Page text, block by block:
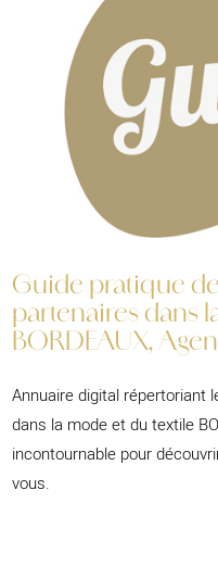
Guide pratique
partenaires dans
BORDEAUX,
Annuaire digital répertoriant
dans la mode et du textile
incontournable pour
vous.